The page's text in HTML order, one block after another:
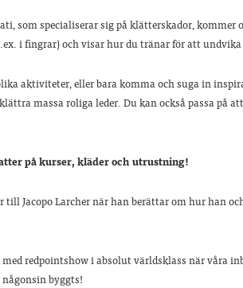
som specialiserar sig på klätterskador,
i fingrar) och visar hur du tränar för att undvika
aktiviteter, eller bara komma och suga in
massa roliga leder. Du kan också passa på
på kurser, kläder och utrustning!
Jacopo Larcher när han berättar om hur han
redpointshow i absolut världsklass när våra
byggts!